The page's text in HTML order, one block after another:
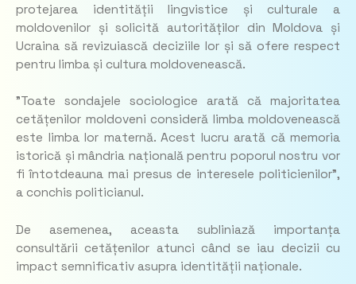
protejarea identității lingvistice și culturale a
moldovenilor și solicită autorităților din Moldova și
Ucraina să revizuiască deciziile lor și să ofere respect
pentru limba și cultura moldovenească.
”Toate sondajele sociologice arată că majoritatea
cetățenilor moldoveni consideră limba moldovenească
este limba lor maternă. Acest lucru arată că memoria
istorică și mândria națională pentru poporul nostru vor
fi întotdeauna mai presus de interesele politicienilor”,
a conchis politicianul.
De asemenea, aceasta subliniază importanța
consultării cetățenilor atunci când se iau decizii cu
impact semnificativ asupra identității naționale.